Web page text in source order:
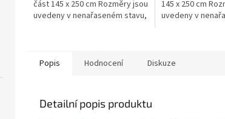
část 145 x 250 cm Rozměry jsou
uvedeny v nenařaseném stavu,
145 x 250 cm
uvedeny v
Popis Hodnocení Diskuze
Detailní popis produktu